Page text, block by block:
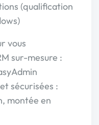
(qualification
vous
sur-mesure :
sécurisées :
montée en